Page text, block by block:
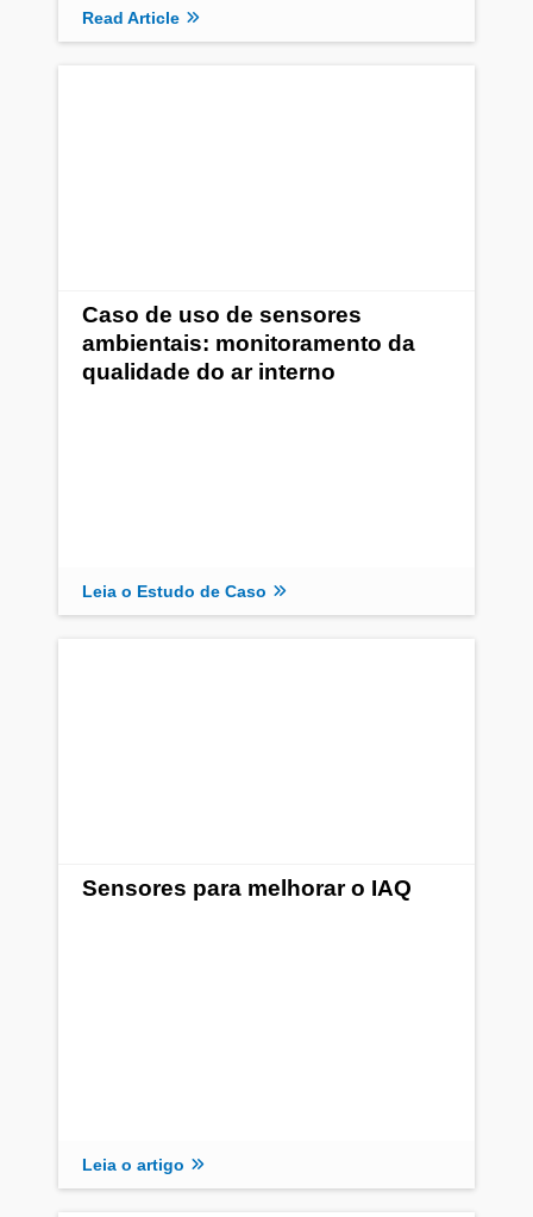
Read Article
Caso de uso de sensores
ambientais: monitoramento da
qualidade do ar interno
Leia o Estudo de Caso
Sensores para melhorar o IAQ
Leia o artigo